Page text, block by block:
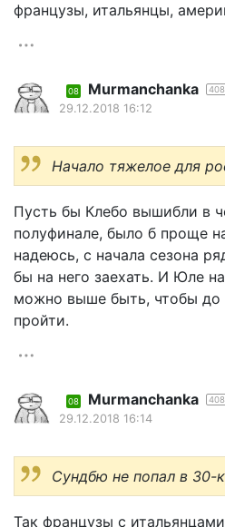
французы, итальянцы,
08 Murmanchanka
29.12.2018 16:12
Начало тяжелое для
Пусть бы Клебо вышибли в
полуфинале, было б проще
надеюсь, с начала сезона
бы на него заехать. И Юле
можно выше быть, чтобы до
пройти.
08 Murmanchanka
29.12.2018 16:14
Сундбю не попал в 30-
Так французы с